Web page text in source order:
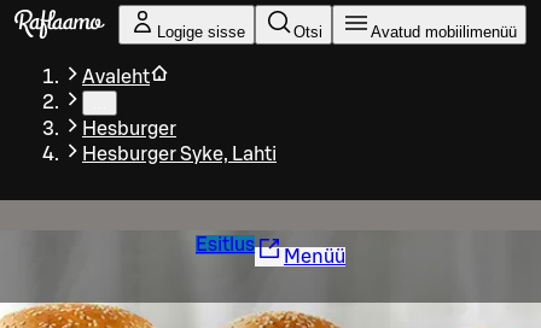
Liigu peamise sisu juurde
Logige sisse Otsi Avatud mobiilimenüü
Avaleht
Hesburger
Hesburger Syke, Lahti
Esitlus
Menüü